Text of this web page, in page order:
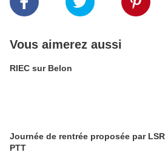
Vous aimerez aussi
RIEC sur Belon
Journée de rentrée proposée par LSR
PTT